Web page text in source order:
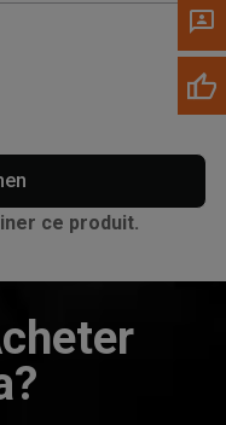
ce produit.